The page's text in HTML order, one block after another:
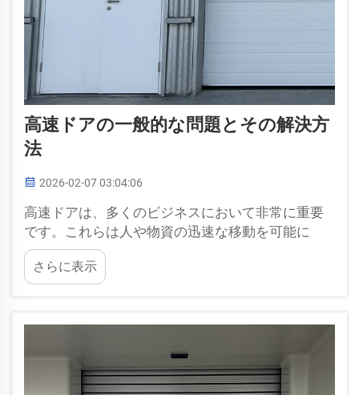
高速ドアの一般的な問題とその解決方
法
2026-02-07 03:04:06
高速ドアは、多くのビジネスにおいて非常に重要
です。これらは人や物資の迅速な移動を可能に
し、倉庫や工場などの繁忙地では極めて必要不可
欠です。しかし、他の設備と同様に、これらのド
アにも一般的なトラブルが発生することがありま
さらに表示